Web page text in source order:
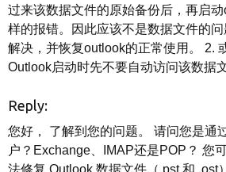
过来该数据文件的原始备份后，再启
样的报错。因此应该不是数据文件的
解决，并恢复outlook的正常使用。 2.
Outlook启动时先不要自动访问该数据
Reply:
您好， 了解到您的问题。 请问您是通
户？Exchange、IMAP还是POP？ 您
法修复 Outlook 数据文件（.pst 和 .ost